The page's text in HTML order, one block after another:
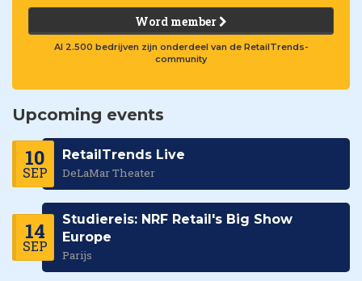
Word member
Al 2.500 bedrijven zijn onderdeel van de RetailTrends-
community
Upcoming events
10
SEP
RetailTrends Live
DeLaMar Theater
14
SEP
Studiereis: NRF Retail's Big Show
Europe
Parijs